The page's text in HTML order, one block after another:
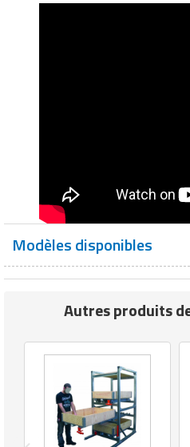
Modèles disponibles
Autres produits